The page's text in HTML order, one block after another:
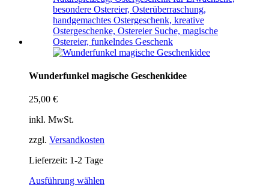
Wunderfunkel magische Geschenkidee
25,00 €
inkl. MwSt.
zzgl. Versandkosten
Lieferzeit: 1-2 Tage
Ausführung wählen